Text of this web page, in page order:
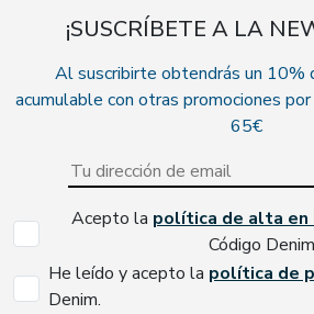
¡SUSCRÍBETE A LA
Al suscribirte obtendrás un 10%
acumulable con otras promociones
65€
Acepto la política de alta
Código
He leído y acepto la política de
Denim.